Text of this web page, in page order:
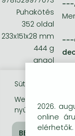
Puhakötés
352 oldal
233x151x28 mm
444 g
angol
---
---
2026.
online
elérhetők.
Sütik használata
Weboldalunkon
nyújtsunk